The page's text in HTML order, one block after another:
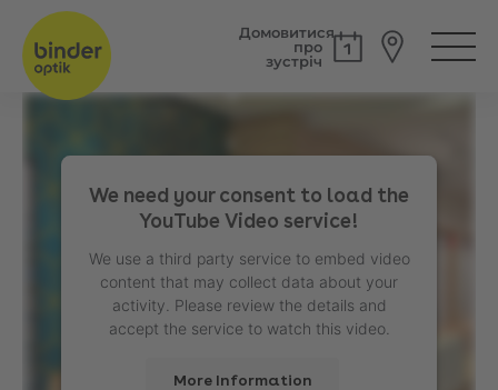
Домовитися
про
зустріч
We need your consent to load the
YouTube Video service!
We use a third party service to embed video
content that may collect data about your
activity. Please review the details and
accept the service to watch this video.
More Information